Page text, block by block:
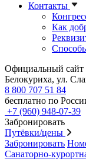
Контакты
Как
Официальный сайт
Белокуриха, ул.
8 800 707 51 84
бесплатно по
+7 (960) 948-07-39
Забронировать
Путёвки/цены
Забронировать
Санаторно-